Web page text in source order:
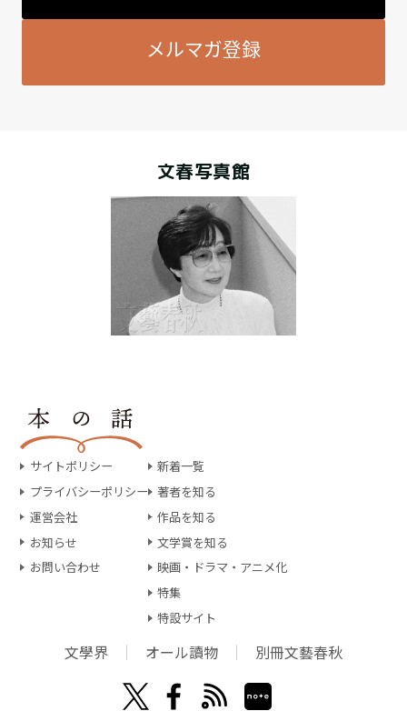
メルマガ登録
文春写真館
サイトポリシー
プライバシーポリシー
運営会社
お知らせ
お問い合わせ
新着一覧
著者を知る
作品を知る
文学賞を知る
映画・ドラマ・アニメ化
特集
特設サイト
文學界 オール讀物 別冊文藝春秋